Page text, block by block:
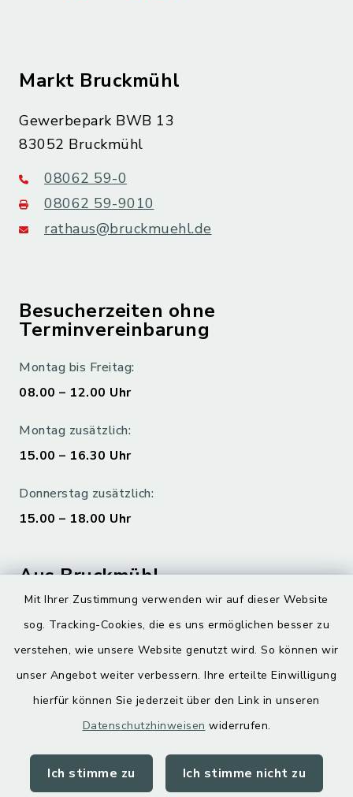
Mit Ihrer Zustimmung verwenden wir auf dieser Website
sog. Tracking-Cookies, die es uns ermöglichen besser zu
verstehen, wie unsere Website genutzt wird. So können wir
unser Angebot weiter verbessern. Ihre erteilte Einwilligung
hierfür können Sie jederzeit über den Link in unseren
Datenschutzhinweisen widerrufen.
Ich stimme zu Ich stimme nicht zu
Markt Bruckmühl
Gewerbepark BWB 13
83052 Bruckmühl
08062 59-0
08062 59-9010
rathaus@bruckmuehl.de
Besucherzeiten ohne
Terminvereinbarung
Montag bis Freitag:
08.00 – 12.00 Uhr
Montag zusätzlich:
15.00 – 16.30 Uhr
Donnerstag zusätzlich:
15.00 – 18.00 Uhr
Aus Bruckmühl
Digitaler Ortsplan
Kontakt